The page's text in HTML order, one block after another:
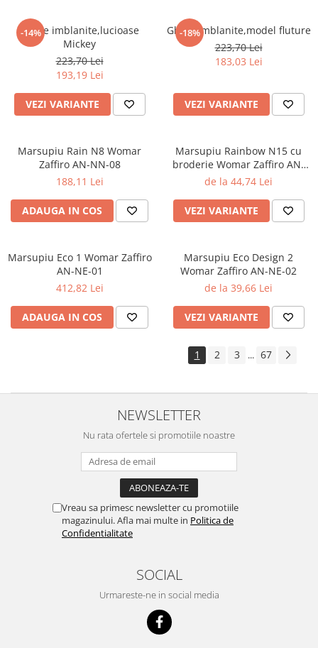
-14%
Ghete imblanite,lucioase
Mickey
223,70 Lei
193,19 Lei
VEZI VARIANTE
-18%
Ghete imblanite,model fluture
223,70 Lei
183,03 Lei
VEZI VARIANTE
Marsupiu Rain N8 Womar
Zaffiro AN-NN-08
188,11 Lei
ADAUGA IN COS
Marsupiu Rainbow N15 cu
broderie Womar Zaffiro AN-
NZ-15E
de la 44,74 Lei
VEZI VARIANTE
Marsupiu Eco 1 Womar Zaffiro
AN-NE-01
412,82 Lei
ADAUGA IN COS
Marsupiu Eco Design 2
Womar Zaffiro AN-NE-02
de la 39,66 Lei
VEZI VARIANTE
1 2 3 ... 67
NEWSLETTER
Nu rata ofertele si promotiile noastre
Vreau sa primesc newsletter cu promotiile
magazinului. Afla mai multe in Politica de
Confidentialitate
SOCIAL
Urmareste-ne in social media